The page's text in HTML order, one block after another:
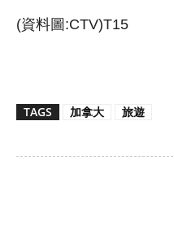
(資料圖:CTV)T15
TAGS 加拿大 旅遊